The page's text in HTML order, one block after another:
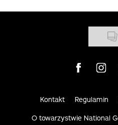
Visit us on
Visit
Kontakt Regulamin
O towarzystwie National